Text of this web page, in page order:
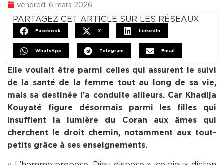
vendredi 6 mars 2026
PARTAGEZ CET ARTICLE SUR LES RÉSEAUX
Facebook X LinkedIn
WhatsApp Telegram Email
Elle voulait être parmi celles qui assurent le suivi
de la santé de la femme tout au long de sa vie,
mais sa destinée l’a conduite ailleurs. Car Khadija
Kouyaté figure désormais parmi les filles qui
insufflent la lumière du Coran aux âmes qui
cherchent le droit chemin, notamment aux tout-
petits grâce à ses enseignements.